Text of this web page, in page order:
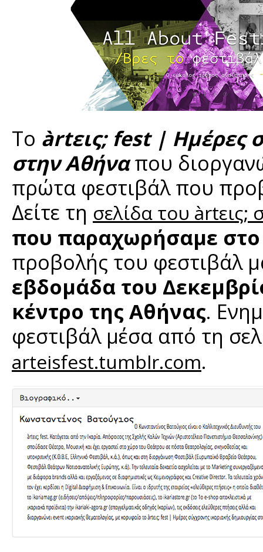
Το àrtεις; fest | Ημέρες
στην Αθήναπου
πρώτα φεστιβάλ που
Δείτε τη σελίδα του àrtεις;
που παραχωρήσαμε στο
προβολής του φεστιβάλ
εβδομάδα του
κέντρο της Αθήνας.
φεστιβάλ μέσα από τη
arteisfest.tumblr.com.